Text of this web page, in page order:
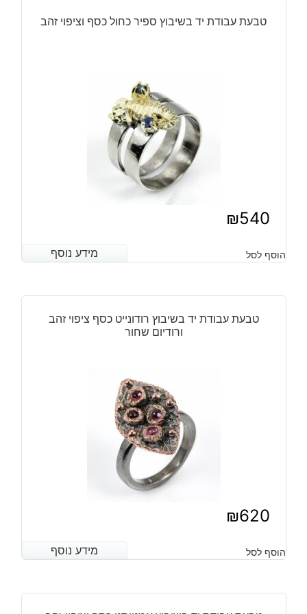
טבעת עבודת יד בשיבוץ ספיר כחול כסף וציפוי זהב
₪540
מידע נוסף הוסף לסל מידע נוסף
טבעת עבודת יד בשיבוץ רודונייט כסף ציפוי זהב
ורודיום שחור
₪620
מידע נוסף הוסף לסל מידע נוסף